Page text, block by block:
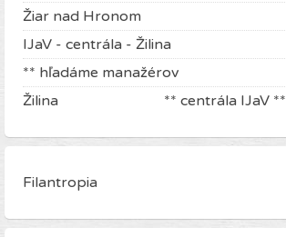
Žiar nad Hronom
IJaV - centrála - Žilina
** hľadáme manažérov
Žilina ** centrála IJaV **
Filantropia